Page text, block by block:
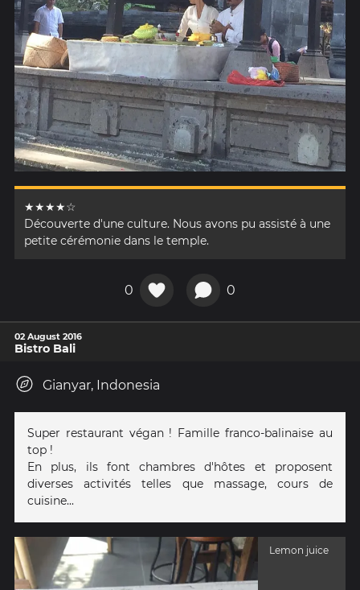
★★★★☆
Découverte d'une culture. Nous avons pu assisté à une
petite cérémonie dans le temple.
0 0
02 August 2016
Bistro Bali
Gianyar, Indonesia
Super restaurant végan ! Famille franco-balinaise au
top !
En plus, ils font chambres d'hôtes et proposent
diverses activités telles que massage, cours de
cuisine...
Lemon juice